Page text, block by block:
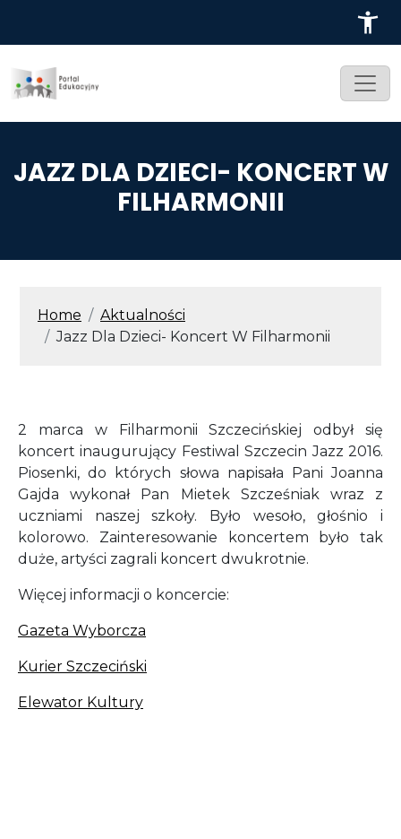
JAZZ DLA DZIECI- KONCERT W
FILHARMONII
ŚCIEŻKA NAWIGACYJNA
Home
Aktualności
Jazz Dla Dzieci- Koncert W Filharmonii
2 marca w Filharmonii Szczecińskiej odbył się
koncert inaugurujący Festiwal Szczecin Jazz 2016.
Piosenki, do których słowa napisała Pani Joanna
Gajda wykonał Pan Mietek Szcześniak wraz z
uczniami naszej szkoły. Było wesoło, głośnio i
kolorowo. Zainteresowanie koncertem było tak
duże, artyści zagrali koncert dwukrotnie.
Więcej informacji o koncercie:
Gazeta Wyborcza
Kurier Szczeciński
Elewator Kultury